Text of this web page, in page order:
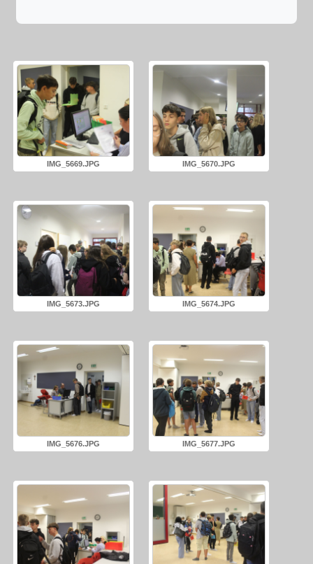
IMG_5669.JPG IMG_5670.JPG
IMG_5673.JPG IMG_5674.JPG
IMG_5676.JPG IMG_5677.JPG